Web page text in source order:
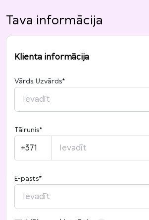
Tava informācija
Klienta informācija
Vārds, Uzvārds*
Tālrunis*
+371
E-pasts*